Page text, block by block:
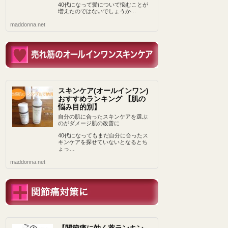
40代になって髪について悩むことが
増えたのではないでしょうか…
maddonna.net
スキンケア(オールインワン)
おすすめランキング 【肌の
悩み目的別】
自分の肌に合ったスキンケアを選ぶ
のがダメージ肌の改善に
40代になってもまだ自分に合ったス
キンケアを探せていないとなるとち
ょっ…
maddonna.net